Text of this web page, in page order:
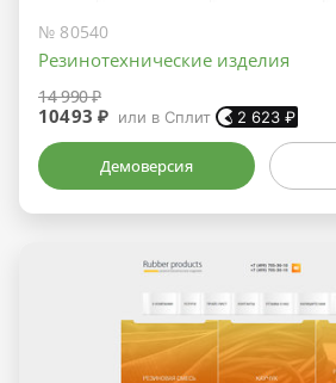
№ 80540
Резинотехнические изделия
14 990 ₽
10493 ₽ или в Сплит 2 623 ₽
Демоверсия